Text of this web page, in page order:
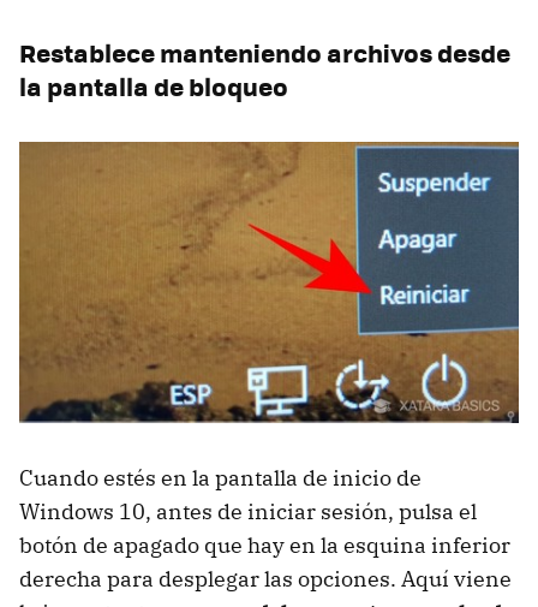
Restablece manteniendo archivos desde
la pantalla de bloqueo
Cuando estés en la pantalla de inicio de
Windows 10, antes de iniciar sesión, pulsa el
botón de apagado que hay en la esquina inferior
derecha para desplegar las opciones. Aquí viene